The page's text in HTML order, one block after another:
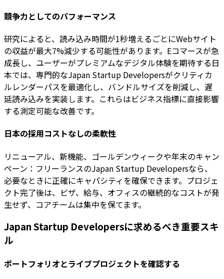
競争力としてのパフォーマンス
研究によると、読み込み時間が1秒増えるごとにWebサイト
の収益が最大7%減少する可能性があります。Eコマースが急
成長し、ユーザーがプレミアムなデジタル体験を期待する日
本では、専門的なJapan Startup Developersがクリティカ
ルレンダーパスを最適化し、バンドルサイズを削減し、遅
延読み込みを実装します。これらはビジネス指標に直接影響
する測定可能な改善です。
日本の採用コストなしの柔軟性
リニューアル、新機能、ゴールデンウィークや年末のキャン
ペーン：フリーランスのJapan Startup Developersなら、
必要なときに正確にキャパシティを確保できます。プロジェ
クト完了後は、ビザ、給与、オフィスの継続的なコストが発
生せず、コアチームは集中を保てます。
Japan Startup Developersに求めるべき重要スキ
ル
ポートフォリオとライブプロジェクトを確認する